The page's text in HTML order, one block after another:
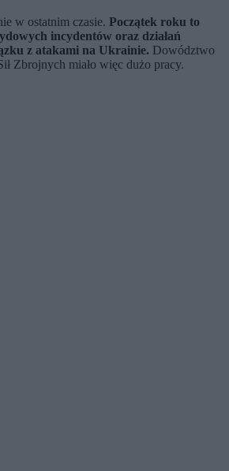
w ostatnim czasie. Początek roku to
incydentów oraz działań
z atakami na Ukrainie. Dowództwo
Zbrojnych miało więc dużo pracy.